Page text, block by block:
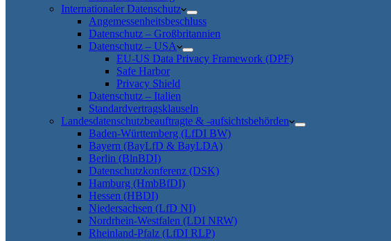
Internationaler Datenschutz
Angemessenheitsbeschluss
Datenschutz – Großbritannien
Datenschutz – USA
EU-US Data Privacy Framework (DPF)
Safe Harbor
Privacy Shield
Datenschutz – Italien
Standardvertragsklauseln
Landesdatenschutzbeauftragte & -aufsichtsbehörden
Baden-Württemberg (LfDI BW)
Bayern (BayLfD & BayLDA)
Berlin (BlnBDI)
Datenschutzkonferenz (DSK)
Hamburg (HmbBfDI)
Hessen (HBDI)
Niedersachsen (LfD NI)
Nordrhein-Westfalen (LDI NRW)
Rheinland-Pfalz (LfDI RLP)